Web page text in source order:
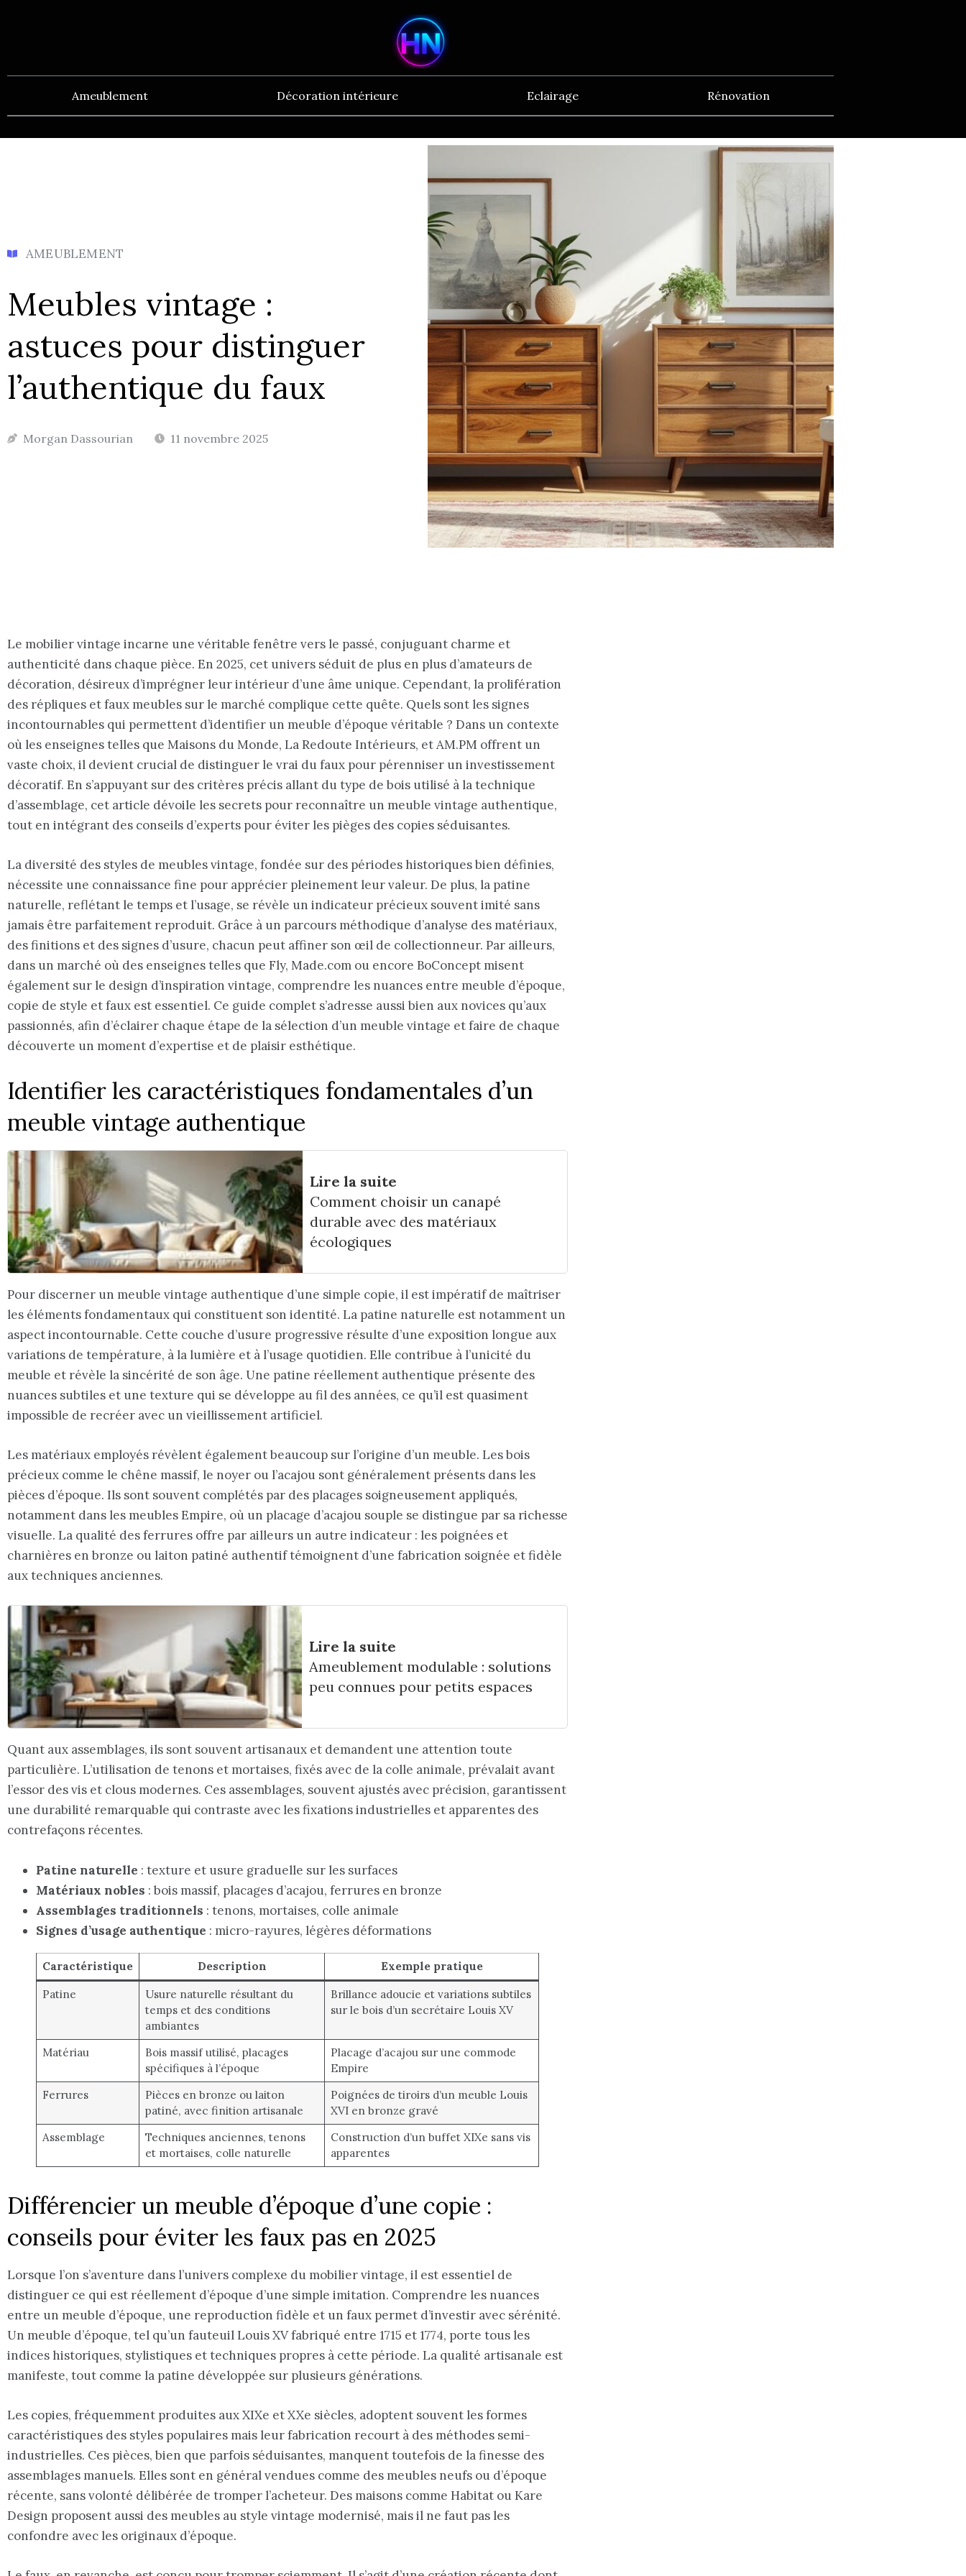
Ameublement Décoration intérieure Eclairage Rénovation
AMEUBLEMENT
Meubles vintage :
astuces pour distinguer
l’authentique du faux
Morgan Dassourian 11 novembre 2025
Le mobilier vintage incarne une véritable fenêtre vers le passé, conjuguant charme et
authenticité dans chaque pièce. En 2025, cet univers séduit de plus en plus d’amateurs de
décoration, désireux d’imprégner leur intérieur d’une âme unique. Cependant, la prolifération
des répliques et faux meubles sur le marché complique cette quête. Quels sont les signes
incontournables qui permettent d’identifier un meuble d’époque véritable ? Dans un contexte
où les enseignes telles que Maisons du Monde, La Redoute Intérieurs, et AM.PM offrent un
vaste choix, il devient crucial de distinguer le vrai du faux pour pérenniser un investissement
décoratif. En s’appuyant sur des critères précis allant du type de bois utilisé à la technique
d’assemblage, cet article dévoile les secrets pour reconnaître un meuble vintage authentique,
tout en intégrant des conseils d’experts pour éviter les pièges des copies séduisantes.
La diversité des styles de meubles vintage, fondée sur des périodes historiques bien définies,
nécessite une connaissance fine pour apprécier pleinement leur valeur. De plus, la patine
naturelle, reflétant le temps et l’usage, se révèle un indicateur précieux souvent imité sans
jamais être parfaitement reproduit. Grâce à un parcours méthodique d’analyse des matériaux,
des finitions et des signes d’usure, chacun peut affiner son œil de collectionneur. Par ailleurs,
dans un marché où des enseignes telles que Fly, Made.com ou encore BoConcept misent
également sur le design d’inspiration vintage, comprendre les nuances entre meuble d’époque,
copie de style et faux est essentiel. Ce guide complet s’adresse aussi bien aux novices qu’aux
passionnés, afin d’éclairer chaque étape de la sélection d’un meuble vintage et faire de chaque
découverte un moment d’expertise et de plaisir esthétique.
Identifier les caractéristiques fondamentales d’un
meuble vintage authentique
Lire la suite
Comment choisir un canapé
durable avec des matériaux
écologiques
Pour discerner un meuble vintage authentique d’une simple copie, il est impératif de maîtriser
les éléments fondamentaux qui constituent son identité. La patine naturelle est notamment un
aspect incontournable. Cette couche d’usure progressive résulte d’une exposition longue aux
variations de température, à la lumière et à l’usage quotidien. Elle contribue à l’unicité du
meuble et révèle la sincérité de son âge. Une patine réellement authentique présente des
nuances subtiles et une texture qui se développe au fil des années, ce qu’il est quasiment
impossible de recréer avec un vieillissement artificiel.
Les matériaux employés révèlent également beaucoup sur l’origine d’un meuble. Les bois
précieux comme le chêne massif, le noyer ou l’acajou sont généralement présents dans les
pièces d’époque. Ils sont souvent complétés par des placages soigneusement appliqués,
notamment dans les meubles Empire, où un placage d’acajou souple se distingue par sa richesse
visuelle. La qualité des ferrures offre par ailleurs un autre indicateur : les poignées et
charnières en bronze ou laiton patiné authentif témoignent d’une fabrication soignée et fidèle
aux techniques anciennes.
Lire la suite
Ameublement modulable : solutions
peu connues pour petits espaces
Quant aux assemblages, ils sont souvent artisanaux et demandent une attention toute
particulière. L’utilisation de tenons et mortaises, fixés avec de la colle animale, prévalait avant
l’essor des vis et clous modernes. Ces assemblages, souvent ajustés avec précision, garantissent
une durabilité remarquable qui contraste avec les fixations industrielles et apparentes des
contrefaçons récentes.
Patine naturelle : texture et usure graduelle sur les surfaces
Matériaux nobles : bois massif, placages d’acajou, ferrures en bronze
Assemblages traditionnels : tenons, mortaises, colle animale
Signes d’usage authentique : micro-rayures, légères déformations
Caractéristique Description Exemple pratique
Patine
Usure naturelle résultant du
temps et des conditions
ambiantes
Brillance adoucie et variations subtiles
sur le bois d’un secrétaire Louis XV
Matériau
Bois massif utilisé, placages
spécifiques à l’époque
Placage d’acajou sur une commode
Empire
Ferrures
Pièces en bronze ou laiton
patiné, avec finition artisanale
Poignées de tiroirs d’un meuble Louis
XVI en bronze gravé
Assemblage
Techniques anciennes, tenons
et mortaises, colle naturelle
Construction d’un buffet XIXe sans vis
apparentes
Différencier un meuble d’époque d’une copie :
conseils pour éviter les faux pas en 2025
Lorsque l’on s’aventure dans l’univers complexe du mobilier vintage, il est essentiel de
distinguer ce qui est réellement d’époque d’une simple imitation. Comprendre les nuances
entre un meuble d’époque, une reproduction fidèle et un faux permet d’investir avec sérénité.
Un meuble d’époque, tel qu’un fauteuil Louis XV fabriqué entre 1715 et 1774, porte tous les
indices historiques, stylistiques et techniques propres à cette période. La qualité artisanale est
manifeste, tout comme la patine développée sur plusieurs générations.
Les copies, fréquemment produites aux XIXe et XXe siècles, adoptent souvent les formes
caractéristiques des styles populaires mais leur fabrication recourt à des méthodes semi-
industrielles. Ces pièces, bien que parfois séduisantes, manquent toutefois de la finesse des
assemblages manuels. Elles sont en général vendues comme des meubles neufs ou d’époque
récente, sans volonté délibérée de tromper l’acheteur. Des maisons comme Habitat ou Kare
Design proposent aussi des meubles au style vintage modernisé, mais il ne faut pas les
confondre avec les originaux d’époque.